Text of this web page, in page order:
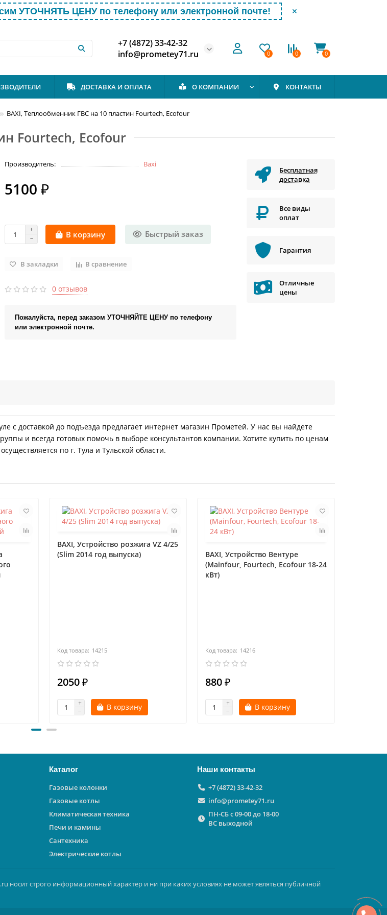
УТОЧНЯТЬ ЦЕНУ по телефону или электронной почте!
+7 (4872) 33-42-32
info@prometey71.ru
0 0 0
ДОСТАВКА И ОПЛАТА О КОМПАНИИ КОНТАКТЫ
BAXI, Теплообменник ГВС на 10 пластин Fourtech, Ecofour
Fourtech, Ecofour
Производитель: Baxi
5100 ₽
В корзину Быстрый заказ
В закладки В сравнение
0 отзывов
Пожалуйста, перед заказом УТОЧНЯЙТЕ ЦЕНУ по телефону
или электронной почте.
Бесплатная
доставка
Все виды
оплат
Гарантия
Отличные
цены
с доставкой до подъезда предлагает интернет магазин Прометей. У нас вы найдете
и всегда готовых помочь в выборе консультантов компании. Хотите купить по ценам
по г. Тула и Тульской области.
BAXI, Устройство розжига VZ 4/25
(Slim 2014 год выпуска)
14215
2050 ₽
В корзину
BAXI, Устройство Вентуре
(Mainfour, Fourtech, Ecofour 18-24
кВт)
14216
880 ₽
В корзину
Каталог
Газовые колонки
Газовые котлы
Климатическая техника
Печи и камины
Сантехника
Электрические котлы
Наши контакты
+7 (4872) 33-42-32
info@prometey71.ru
ПН-СБ с 09-00 до 18-00
ВС выходной
носит строго информационный характер и ни при каких условиях не может являться публичной